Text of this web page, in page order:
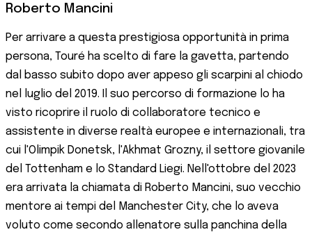
Roberto Mancini
Per arrivare a questa prestigiosa opportunità in prima
persona, Touré ha scelto di fare la gavetta, partendo
dal basso subito dopo aver appeso gli scarpini al chiodo
nel luglio del 2019. Il suo percorso di formazione lo ha
visto ricoprire il ruolo di collaboratore tecnico e
assistente in diverse realtà europee e internazionali, tra
cui l'Olimpik Donetsk, l'Akhmat Grozny, il settore giovanile
del Tottenham e lo Standard Liegi. Nell'ottobre del 2023
era arrivata la chiamata di Roberto Mancini, suo vecchio
mentore ai tempi del Manchester City, che lo aveva
voluto come secondo allenatore sulla panchina della